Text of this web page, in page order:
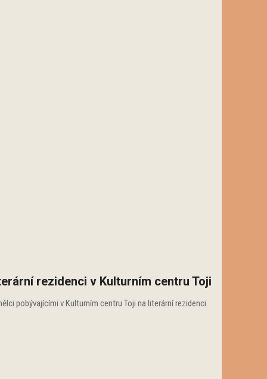
rezidenci v Kulturním centru Toji
pobývajícími v Kulturním centru Toji na literární rezidenci.